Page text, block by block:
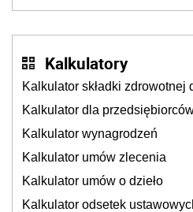
Kalkulatory
Kalkulator składki zdrowotnej
Kalkulator dla
Kalkulator wynagrodzeń
Kalkulator umów zlecenia
Kalkulator umów o dzieło
Kalkulator odsetek